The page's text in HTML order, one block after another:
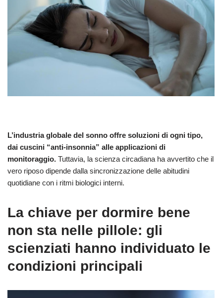
L’industria globale del sonno offre soluzioni di ogni tipo,
dai cuscini “anti-insonnia” alle applicazioni di
monitoraggio. Tuttavia, la scienza circadiana ha avvertito che il
vero riposo dipende dalla sincronizzazione delle abitudini
quotidiane con i ritmi biologici interni.
La chiave per dormire bene
non sta nelle pillole: gli
scienziati hanno individuato le
condizioni principali